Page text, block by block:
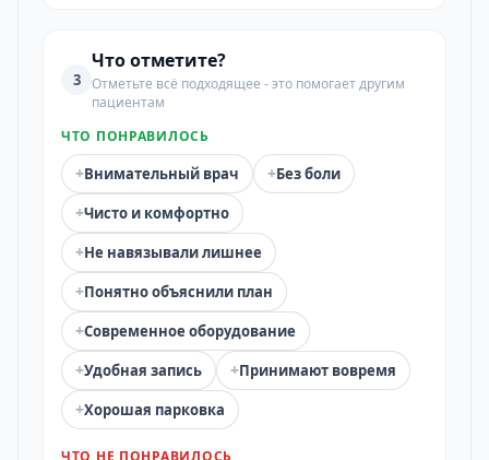
3
Что отметите?
Отметьте всё подходящее - это помогает другим
пациентам
ЧТО ПОНРАВИЛОСЬ
+Внимательный врач +Без боли
+Чисто и комфортно
+Не навязывали лишнее
+Понятно объяснили план
+Современное оборудование
+Удобная запись +Принимают вовремя
+Хорошая парковка
ЧТО НЕ ПОНРАВИЛОСЬ